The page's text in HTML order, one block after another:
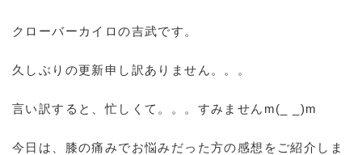
クローバーカイロの吉武です。
久しぶりの更新申し訳ありません。。。
言い訳すると、忙しくて。。。すみませんm(_ _)m
今日は、膝の痛みでお悩みだった方の感想をご紹介しま